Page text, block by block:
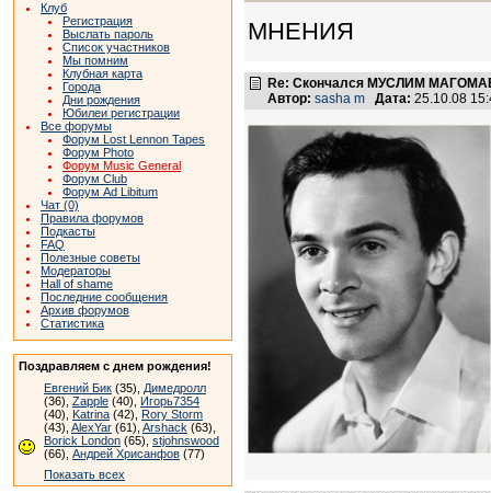
Клуб
Регистрация
Выслать пароль
Список участников
Мы помним
Клубная карта
Города
Дни рождения
Юбилеи регистрации
Все форумы
Форум Lost Lennon Tapes
Форум Photo
Форум Music General
Форум Club
Форум Ad Libitum
Чат (0)
Правила форумов
Подкасты
FAQ
Полезные советы
Модераторы
Hall of shame
Последние сообщения
Архив форумов
Статистика
Поздравляем с днем рождения!
Евгений Бик (35), Димедролл
(36), Zapple (40), Игорь7354
(40), Katrina (42), Rory Storm
(43), AlexYar (61), Arshack (63),
Borick London (65), stjohnswood
(66), Андрей Хрисанфов (77)
Показать всех
МНЕНИЯ
Re: Скончался МУСЛИМ
Автор: sasha m Дата: 25.10.08